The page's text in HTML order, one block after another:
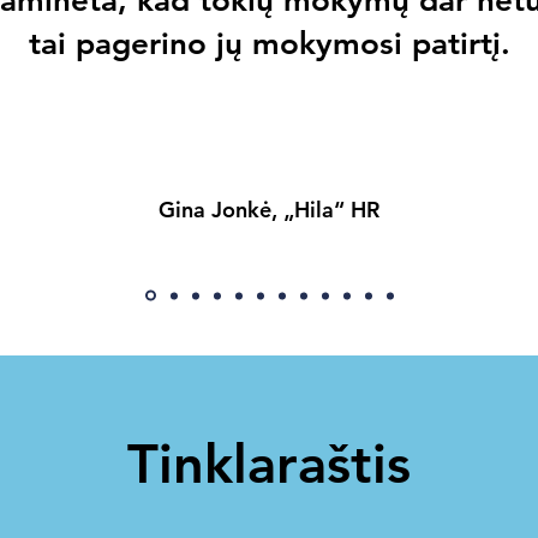
tai pagerino jų mokymosi patirtį.
Gina Jonkė, „Hila“ HR
Tinklaraštis